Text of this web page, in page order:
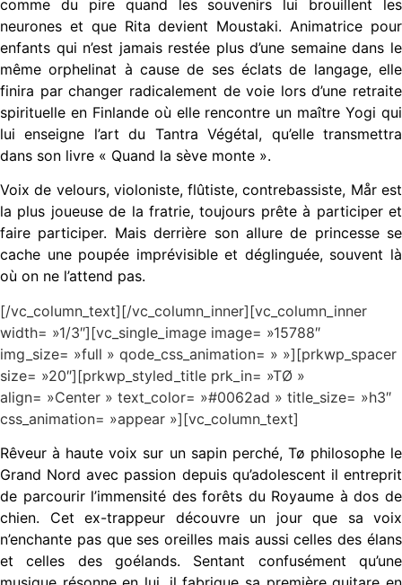
comme du pire quand les souvenirs lui brouillent les
neurones et que Rita devient Moustaki. Animatrice pour
enfants qui n’est jamais restée plus d’une semaine dans le
même orphelinat à cause de ses éclats de langage, elle
finira par changer radicalement de voie lors d’une retraite
spirituelle en Finlande où elle rencontre un maître Yogi qui
lui enseigne l’art du Tantra Végétal, qu’elle transmettra
dans son livre « Quand la sève monte ».
Voix de velours, violoniste, flûtiste, contrebassiste, Mår est
la plus joueuse de la fratrie, toujours prête à participer et
faire participer. Mais derrière son allure de princesse se
cache une poupée imprévisible et déglinguée, souvent là
où on ne l’attend pas.
[/vc_column_text][/vc_column_inner][vc_column_inner
width= »1/3″][vc_single_image image= »15788″
img_size= »full » qode_css_animation= » »][prkwp_spacer
size= »20″][prkwp_styled_title prk_in= »TØ »
align= »Center » text_color= »#0062ad » title_size= »h3″
css_animation= »appear »][vc_column_text]
Rêveur à haute voix sur un sapin perché, Tø philosophe le
Grand Nord avec passion depuis qu’adolescent il entreprit
de parcourir l’immensité des forêts du Royaume à dos de
chien. Cet ex-trappeur découvre un jour que sa voix
n’enchante pas que ses oreilles mais aussi celles des élans
et celles des goélands. Sentant confusément qu’une